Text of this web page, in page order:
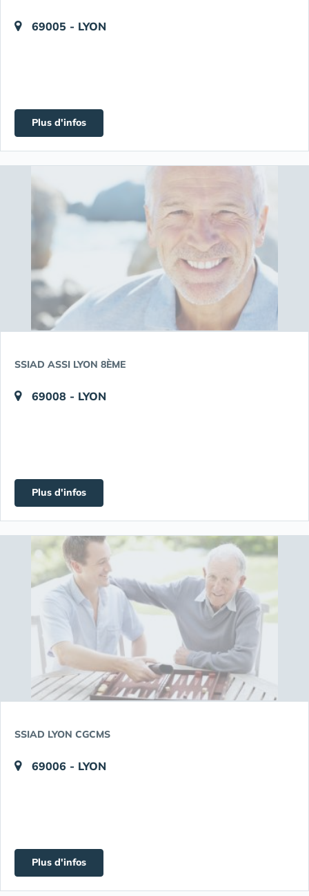
69005 - LYON
Plus d'infos
SSIAD ASSI LYON 8ÈME
69008 - LYON
Plus d'infos
SSIAD LYON CGCMS
69006 - LYON
Plus d'infos